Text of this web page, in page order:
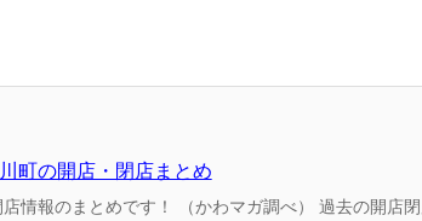
町の開店・閉店まとめ
去の開店閉店のまとめと同様、1年後にはすごい